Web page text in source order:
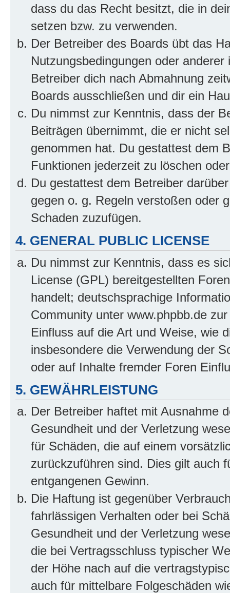
dass du das Recht besitzt, die in
setzen bzw. zu verwenden.
Der Betreiber des Boards übt das
Nutzungsbedingungen oder
Betreiber dich nach Abmahnung
Boards ausschließen und dir ein
Du nimmst zur Kenntnis, dass der
Beiträgen übernimmt, die er nicht
genommen hat. Du gestattest dem
Funktionen jederzeit zu löschen
Du gestattest dem Betreiber
gegen o. g. Regeln verstoßen oder
Schaden zuzufügen.
4. GENERAL PUBLIC LICENSE
Du nimmst zur Kenntnis, dass es
License (GPL) bereitgestellten
handelt; deutschsprachige
Community unter www.phpbb.de
Einfluss auf die Art und Weise, wie
insbesondere die Verwendung der
oder auf Inhalte fremder Foren
5. GEWÄHRLEISTUNG
Der Betreiber haftet mit Ausnahme
Gesundheit und der Verletzung
für Schäden, die auf einem
zurückzuführen sind. Dies gilt auch
entgangenen Gewinn.
Die Haftung ist gegenüber
fahrlässigen Verhalten oder bei
Gesundheit und der Verletzung
die bei Vertragsschluss typischer
der Höhe nach auf die
auch für mittelbare Folgeschäden